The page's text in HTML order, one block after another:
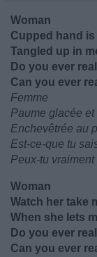
Woman
Cupped hand
Tangled up in
Do you ever
Can you ever
Femme
Paume glacée et
Enchevêtrée au
Est-ce-que tu
Peux-tu
Woman
Watch her take
When she lets
Do you ever
Can you ever